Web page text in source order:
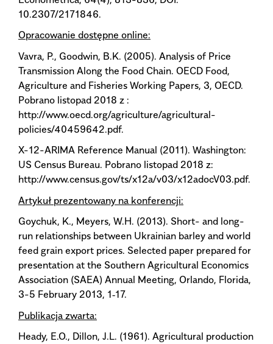
10.2307/2171846.
Opracowanie dostępne online:
Vavra, P., Goodwin, B.K. (2005). Analysis of Price
Transmission Along the Food Chain. OECD Food,
Agriculture and Fisheries Working Papers, 3, OECD.
Pobrano listopad 2018 z :
http://www.oecd.org/agriculture/agricultural-
policies/40459642.pdf.
X-12-ARIMA Reference Manual (2011). Washington:
US Census Bureau. Pobrano listopad 2018 z:
http://www.census.gov/ts/x12a/v03/x12adocV03.pdf.
Artykuł prezentowany na konferencji:
Goychuk, K., Meyers, W.H. (2013). Short- and long-
run relationships between Ukrainian barley and world
feed grain export prices. Selected paper prepared for
presentation at the Southern Agricultural Economics
Association (SAEA) Annual Meeting, Orlando, Florida,
3-5 February 2013, 1‑17.
Publikacja zwarta:
Heady, E.O., Dillon, J.L. (1961). Agricultural production